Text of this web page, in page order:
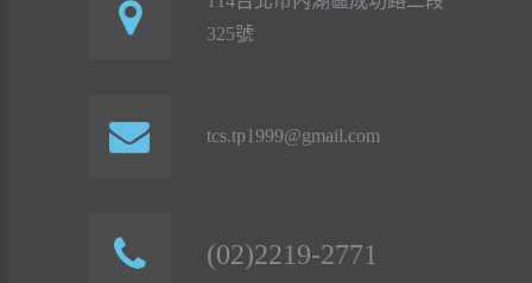
325號
tcs.tp1999@gmail.com
(02)2219-2771